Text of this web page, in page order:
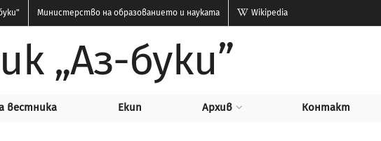
Министерство на образованието и науката Wikipedia
„Аз-буки”
вестника Екип Архив Контакт